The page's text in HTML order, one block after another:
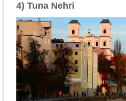
4) Tuna Nehri